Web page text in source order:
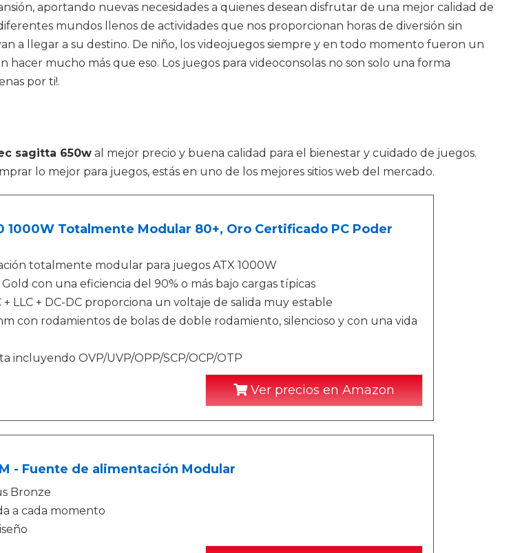
aportando nuevas necesidades a quienes desean disfrutar de una mejor calidad de
mundos llenos de actividades que nos proporcionan horas de diversión sin
a llegar a su destino. De niño, los videojuegos siempre y en todo momento fueron un
mucho más que eso. Los juegos para videoconsolas no son solo una forma
por ti!.
sagitta 650w al mejor precio y buena calidad para el bienestar y cuidado de juegos.
lo mejor para juegos, estás en uno de los mejores sitios web del mercado.
1000W Totalmente Modular 80+, Oro Certificado PC Poder
totalmente modular para juegos ATX 1000W
con una eficiencia del 90% o más bajo cargas típicas
LLC + DC-DC proporciona un voltaje de salida muy estable
con rodamientos de bolas de doble rodamiento, silencioso y con una vida
incluyendo OVP/UVP/OPP/SCP/OCP/OTP
Ver precios en Amazon
- Fuente de alimentación Modular
Bronze
a cada momento